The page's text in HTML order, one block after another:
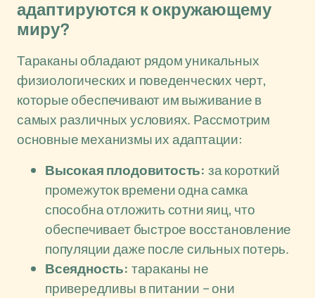
адаптируются к окружающему
миру?
Тараканы обладают рядом уникальных
физиологических и поведенческих черт,
которые обеспечивают им выживание в
самых различных условиях. Рассмотрим
основные механизмы их адаптации:
Высокая плодовитость: за короткий
промежуток времени одна самка
способна отложить сотни яиц, что
обеспечивает быстрое восстановление
популяции даже после сильных потерь.
Всеядность: тараканы не
привередливы в питании – они